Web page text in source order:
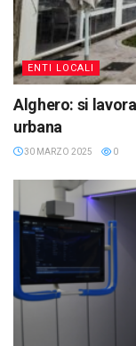
ENTI LOCALI
Alghero: si
urbana
30 MARZO 2025 0